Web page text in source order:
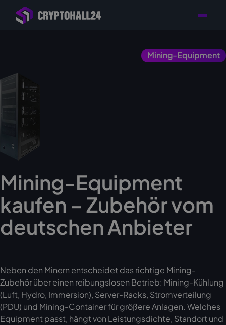
Händler mit Standort
in Deutschland
Ihr Mining-Projekt
Ansprechpartner
Mining-Equipment
kaufen – Zubehör vom
deutschen Anbieter
Neben den Minern entscheidet das richtige Mining-
Zubehör über einen reibungslosen Betrieb: Mining-Kühlung
(Luft, Hydro, Immersion), Server-Racks, Stromverteilung
(PDU) und Mining-Container für größere Anlagen. Welches
Equipment passt, hängt von Leistungsdichte, Standort und
Mining-Equipment